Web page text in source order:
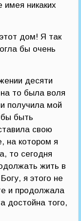
никаких
дом! Я так
бы очень
десяти
то была воля
получила мой
быть
свою
на котором я
то сегодня
жить в
я этого не
и продолжала
достойна того,